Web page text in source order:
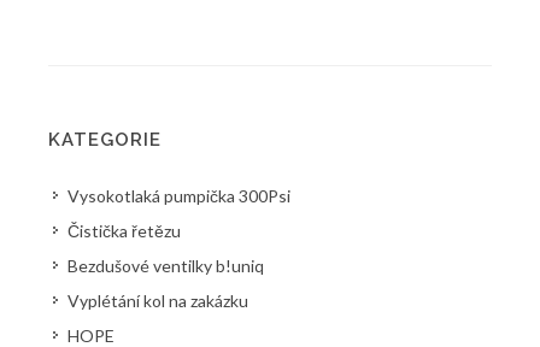
KATEGORIE
Vysokotlaká pumpička 300Psi
Čistička řetězu
Bezdušové ventilky b!uniq
Vyplétání kol na zakázku
HOPE